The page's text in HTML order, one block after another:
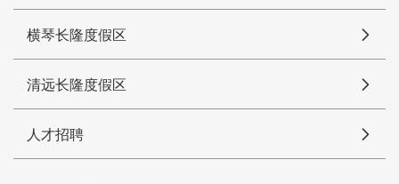
横琴长隆度假区
清远长隆度假区
人才招聘